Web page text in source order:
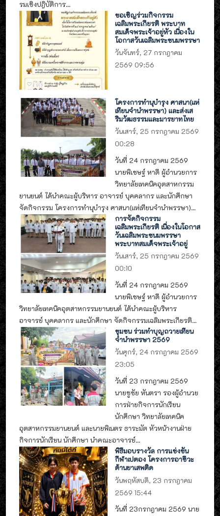
รมเชิงปฎิบัติการ...
ขอเชิญร่วมกิจกรรม
เฉลิมพระเกียรติ พระบาท
สมเด็จพระเจ้าอยู่หัว เนื่องใน
โอกาสวันเฉลิมพระชนมพรรษา
วันจันทร์, 27 กรกฎาคม
2569 09:56
โครงการทำนุบำรุง ศาสนา(แห่
เทียนจำนำพรรษา) และส่งเส
ริมวัฒธรรมและมารยาทไทย
วันเสาร์, 25 กรกฎาคม 2569
00:28
วันที่ 24 กรกฎาคม 2569
นายพิเชษฐ์ หาดี ผู้อำนวยการ
วิทยาลัยเทคนิคอุตสาหกรรม
ยานยนต์ ได้นำคณะผู้บริหาร อาจารย์ บุคคลากร และนักศึกษา
จัดกิจกรรม โครงการทำนุบำรุง ศาสนา(แห่เทียนจำนำพรรษา)...
การจัดกิจกรรม
เฉลิมพระเกียรติ เนื่องในโอกาส
วันเฉลิมพระชนมพรรษา
พระบาทสมเด็จพระเจ้าอยู่
วันเสาร์, 25 กรกฎาคม 2569
00:10
วันที่ 24 กรกฎาคม 2569
นายพิเชษฐ์ หาดี ผู้อำนวยการ
วิทยาลัยเทคนิคอุตสาหกรรมยานยนต์ ได้นำคณะผู้บริหาร
อาจารย์ บุคคลากร และนักศึกษา จัดกิจกรรมเฉลิมพระเกียรติ...
ชุมชน ร่วมทำบุญถวายเทียน
จำนำพรรษา 2569
วันศุกร์, 24 กรกฎาคม 2569
23:05
วันที่ 23 กรกฎาคม 2569
นายชูชัย หันตรา รองผู้อำนวย
การฝ่ายกิจการนักเรียน
นักศึกษา วิทยาลัยเทคนิค
อุตสาหกรรมยานยนต์ และนายพิเนตร ธาระมัต หัวหน้างานฝ่าย
กิจการนักเรียน นักศึกษา นำคณะอาจารย์...
พิธีมอบรางวัล การแข่งขัน
กีฬาเปตอง โครงการอาชีวะ
ต้านยาเสพติด
วันพฤหัสบดี, 23 กรกฎาคม
2569 15:44
วันที่ 23กรกฎาคม 2569 นาย